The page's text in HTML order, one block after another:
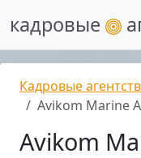
кадровые
Кадровые
Avikom Marine
Avikom